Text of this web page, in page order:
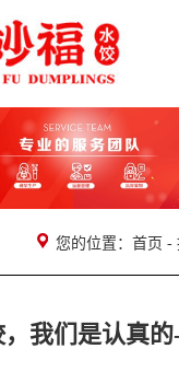
您的位置： 首页 -
我们是认真